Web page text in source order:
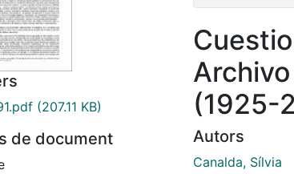
(207.11 KB)
de document
(1925-
Autors
Canalda, Sílvia